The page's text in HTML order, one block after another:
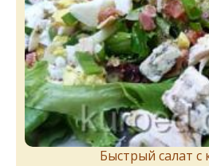
Быстрый салат с